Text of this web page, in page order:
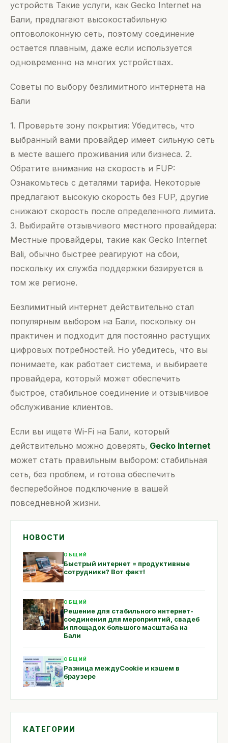
устройств Такие услуги, как Gecko Internet на
Бали, предлагают высокостабильную
оптоволоконную сеть, поэтому соединение
остается плавным, даже если используется
одновременно на многих устройствах.
Советы по выбору безлимитного интернета на
Бали
1. Проверьте зону покрытия: Убедитесь, что
выбранный вами провайдер имеет сильную сеть
в месте вашего проживания или бизнеса. 2.
Обратите внимание на скорость и FUP:
Ознакомьтесь с деталями тарифа. Некоторые
предлагают высокую скорость без FUP, другие
снижают скорость после определенного лимита.
3. Выбирайте отзывчивого местного провайдера:
Местные провайдеры, такие как Gecko Internet
Bali, обычно быстрее реагируют на сбои,
поскольку их служба поддержки базируется в
том же регионе.
Безлимитный интернет действительно стал
популярным выбором на Бали, поскольку он
практичен и подходит для постоянно растущих
цифровых потребностей. Но убедитесь, что вы
понимаете, как работает система, и выбираете
провайдера, который может обеспечить
быстрое, стабильное соединение и отзывчивое
обслуживание клиентов.
Если вы ищете Wi-Fi на Бали, который
действительно можно доверять, Gecko Internet
может стать правильным выбором: стабильная
сеть, без проблем, и готова обеспечить
бесперебойное подключение в вашей
повседневной жизни.
НОВОСТИ
ОБЩИЙ
Быстрый интернет = продуктивные
сотрудники? Вот факт!
ОБЩИЙ
Решение для стабильного интернет-
соединения для мероприятий, свадеб
и площадок большого масштаба на
Бали
ОБЩИЙ
Разница междуCookie и кэшем в
браузере
КАТЕГОРИИ